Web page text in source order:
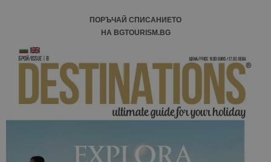
ПОРЪЧАЙ СПИСАНИЕТО
НА BGTOURISM.BG